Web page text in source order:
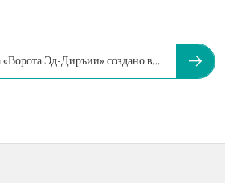
Эд-Диръии» создано в...